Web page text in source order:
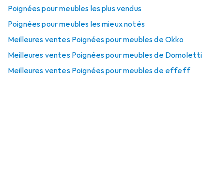
Poignées pour meubles les plus vendus
Poignées pour meubles les mieux notés
Meilleures ventes Poignées pour meubles de Okko
Meilleures ventes Poignées pour meubles de Domoletti
Meilleures ventes Poignées pour meubles de effeff